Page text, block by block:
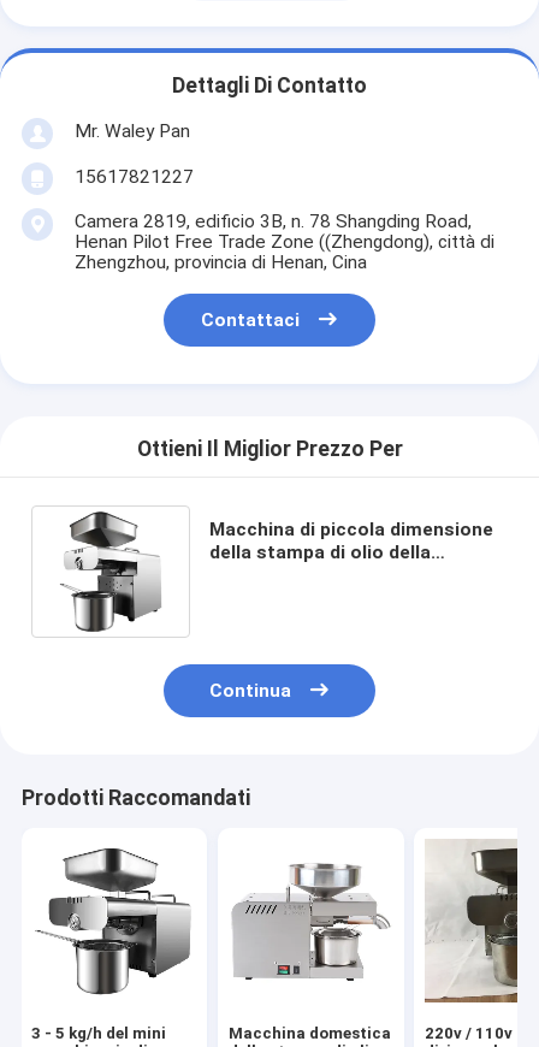
Dettagli Di Contatto
Mr. Waley Pan
15617821227
Camera 2819, edificio 3B, n. 78 Shangding Road,
Henan Pilot Free Trade Zone ((Zhengdong), città di
Zhengzhou, provincia di Henan, Cina
Contattaci
Ottieni Il Miglior Prezzo Per
Macchina di piccola dimensione
della stampa di olio della
Continua
Prodotti Raccomandati
3 - 5 kg/h del mini
Macchina domestica
220v / 110v si